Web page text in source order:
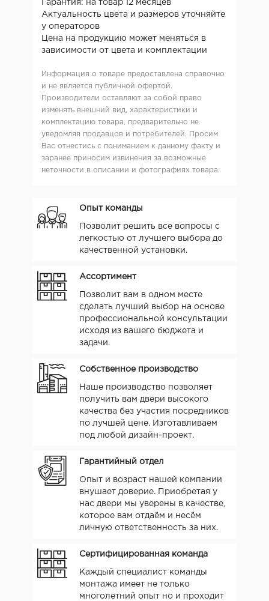
Гарантия: на товар 12 месяцев
Актуальность цвета и размеров уточняйте
у операторов
Цена на продукцию может меняться в
зависимости от цвета и комплектации
Информация о товаре предоставлена справочно
и не является публичной офертой.
Производители оставляют за собой право
изменять внешний вид, характеристики и
комплектацию товара, предварительно не
уведомляя продавцов и потребителей. Просим
Вас отнестись с пониманием к данному факту и
заранее приносим извинения за возможные
неточности в описании и фотографиях товара.
Опыт команды
Позволит решить все вопросы с
легкостью от лучшего выбора до
качественной установки.
Ассортимент
Позволит вам в одном месте
сделать лучший выбор на основе
профессиональной консультации
исходя из вашего бюджета и
задачи.
Собственное производство
Наше производство позволяет
получить вам двери высокого
качества без участия посредников
по лучшей цене. Изготавливаем
под любой дизайн-проект.
Гарантийный отдел
Опыт и возраст нашей компании
внушает доверие. Приобретая у
нас двери мы уверены в качестве,
которое вам отдаём и несём
личную ответственность за них.
Сертифицированная команда
Каждый специалист команды
монтажа имеет не только
многолетний опыт но и проходит